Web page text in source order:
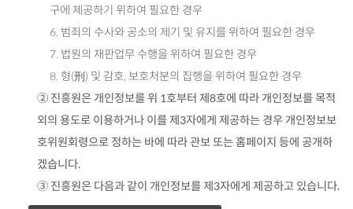
구에 제공하기 위하여 필요한 경우
6. 범죄의 수사와 공소의 제기 및 유지를 위하여 필요한 경우
7. 법원의 재판업무 수행을 위하여 필요한 경우
8. 형(刑) 및 감호, 보호처분의 집행을 위하여 필요한 경우
② 진흥원은 개인정보를 위 1호부터 제8호에 따라 개인정보를 목적
외의 용도로 이용하거나 이를 제3자에게 제공하는 경우 개인정보보
호위원회령으로 정하는 바에 따라 관보 또는 홈페이지 등에 공개하
겠습니다.
③ 진흥원은 다음과 같이 개인정보를 제3자에게 제공하고 있습니다.